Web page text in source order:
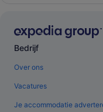
Bedrijf
Over ons
Vacatures
Je accommodatie